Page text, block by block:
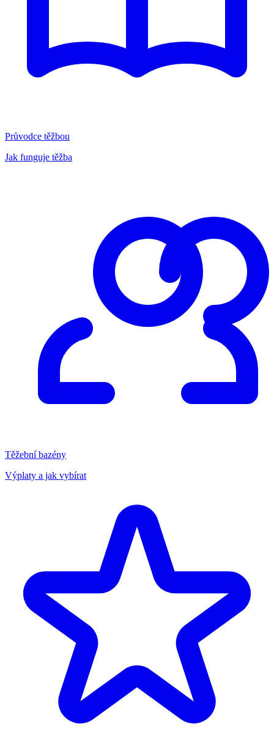
Průvodce těžbou
Jak funguje těžba
Těžební bazény
Výplaty a jak vybírat